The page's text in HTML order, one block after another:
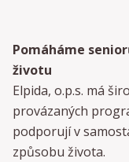
Pro organizace
Pomáháme
životu
Elpida, o.p.s. má
provázaných
podporují v
způsobu života.